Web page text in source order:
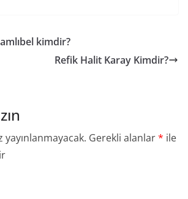
kimdir?
Refik Halit Karay Kimdir?
Gerekli alanlar* ile